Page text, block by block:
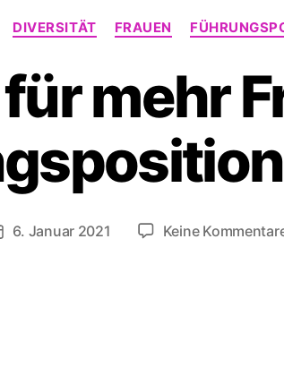
Kategorien
DIVERSITÄT FRAUEN
mehr
6. Januar 2021 Keine